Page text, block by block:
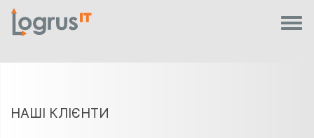
НАШІ КЛІЄНТИ